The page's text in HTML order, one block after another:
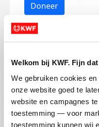
Welkom bij KWF. Fijn
We gebruiken cookies
onze website goed te
website en campagnes
toestemming — voor
toestemming kunnen wij
Doneer